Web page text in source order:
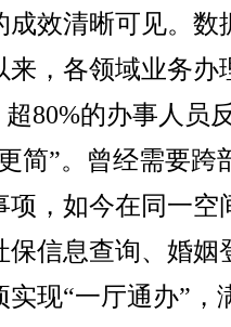
效清晰可见。数
来，各领域业务办
80%的办事人员
简”。曾经需要跨
项，如今在同一空
保信息查询、婚姻
现“一厅通办”，